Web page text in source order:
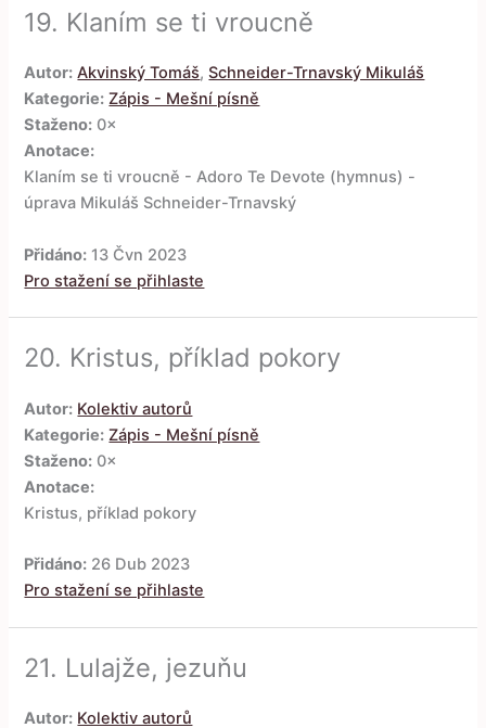
19. Klaním se ti vroucně
Autor: Akvinský Tomáš,Schneider-Trnavský Mikuláš
Kategorie: Zápis - Mešní písně
Staženo: 0×
Anotace:
Klaním se ti vroucně - Adoro Te Devote (hymnus) -
úprava Mikuláš Schneider-Trnavský
Přidáno: 13 Čvn 2023
Pro stažení se přihlaste
20. Kristus, příklad pokory
Autor: Kolektiv autorů
Kategorie: Zápis - Mešní písně
Staženo: 0×
Anotace:
Kristus, příklad pokory
Přidáno: 26 Dub 2023
Pro stažení se přihlaste
21. Lulajže, jezuňu
Autor: Kolektiv autorů